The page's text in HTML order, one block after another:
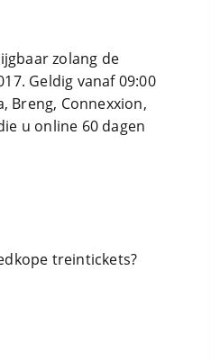
zolang de
Geldig vanaf 09:00
Breng, Connexxion,
u online 60 dagen
treintickets?